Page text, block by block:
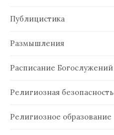
Публицистика
Размышления
Расписание Богослужений
Религиозная безопасность
Религиозное образование